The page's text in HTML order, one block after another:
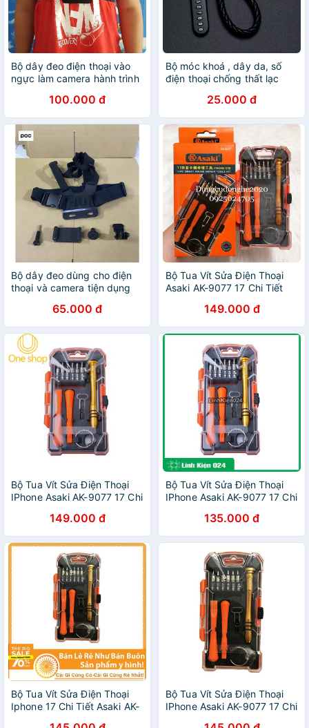
Bộ dây đeo điện thoại vào
ngực làm camera hành trình
100.000 đ
Bộ móc khoá , dây da, số
điện thoại chống thất lạc
25.000 đ
Bộ dây đeo dùng cho điện
thoại và camera tiện dụng
65.000 đ
Bộ Tua Vít Sửa Điện Thoại
Asaki AK-9077 17 Chi Tiết
149.000 đ
Bộ Tua Vít Sửa Điện Thoại
IPhone Asaki AK-9077 17 Chi
149.000 đ
Bộ Tua Vít Sửa Điện Thoại
IPhone Asaki AK-9077 17 Chi
135.000 đ
Bộ Tua Vít Sửa Điện Thoại
Iphone 17 Chi Tiết Asaki AK-
Bộ Tua Vít Sửa Điện Thoại
IPhone Asaki AK-9077 17 Chi